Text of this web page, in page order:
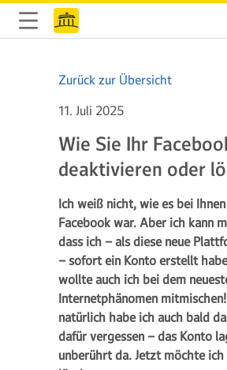
Zurück zur Übersicht
11. Juli 2025
Wie Sie Ihr
deaktivieren oder
Ich weiß nicht, wie es bei
Facebook war. Aber ich kann
dass ich – als diese neue
– sofort ein Konto erstellt
wollte auch ich bei dem
Internetphänomen
natürlich habe ich auch bald
dafür vergessen – das Konto
unberührt da. Jetzt möchte ich